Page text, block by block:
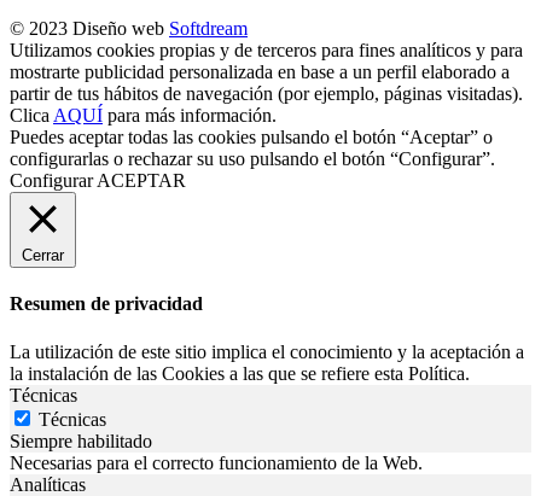
© 2023 Diseño web Softdream
Utilizamos cookies propias y de terceros para fines analíticos y para
mostrarte publicidad personalizada en base a un perfil elaborado a
partir de tus hábitos de navegación (por ejemplo, páginas visitadas).
Clica AQUÍ para más información.
Puedes aceptar todas las cookies pulsando el botón “Aceptar” o
configurarlas o rechazar su uso pulsando el botón “Configurar”.
Configurar ACEPTAR
Cerrar
Resumen de privacidad
La utilización de este sitio implica el conocimiento y la aceptación a
la instalación de las Cookies a las que se refiere esta Política.
Técnicas
Técnicas
Siempre habilitado
Necesarias para el correcto funcionamiento de la Web.
Analíticas